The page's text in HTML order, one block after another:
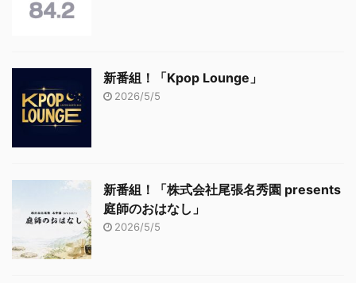
新番組！「Kpop Lounge」
2026/5/5
新番組！「株式会社尾張名秀園 presents
庭師のおはなし」
2026/5/5